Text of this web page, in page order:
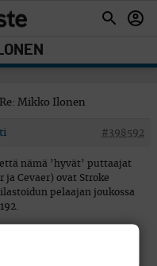
Re: Mikko Ilonen
#398592
nämä ’hyvät’ puttaajat
ja Cevaer) ovat Stroke
pelaajan joukossa